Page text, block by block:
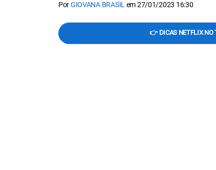
PorGIOVANA BRASIL em27/01/2023 16:30
👉 DICAS NETFLIX NO